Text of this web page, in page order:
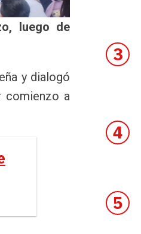
luego de
y dialogó
comienzo a